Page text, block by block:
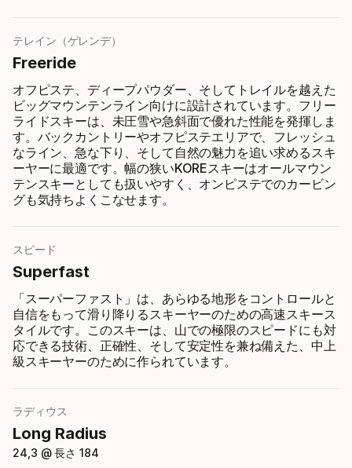
テレイン（ゲレンデ）
Freeride
オフピステ、ディープパウダー、そしてトレイルを越えた
ビッグマウンテンライン向けに設計されています。フリー
ライドスキーは、未圧雪や急斜面で優れた性能を発揮しま
す。バックカントリーやオフピステエリアで、フレッシュ
なライン、急な下り、そして自然の魅力を追い求めるスキ
ーヤーに最適です。幅の狭いKOREスキーはオールマウン
テンスキーとしても扱いやすく、オンピステでのカービン
グも気持ちよくこなせます。
スピード
Superfast
「スーパーファスト」は、あらゆる地形をコントロールと
自信をもって滑り降りるスキーヤーのための高速スキース
タイルです。このスキーは、山での極限のスピードにも対
応できる技術、正確性、そして安定性を兼ね備えた、中上
級スキーヤーのために作られています。
ラディウス
Long Radius
24,3 @ 長さ 184